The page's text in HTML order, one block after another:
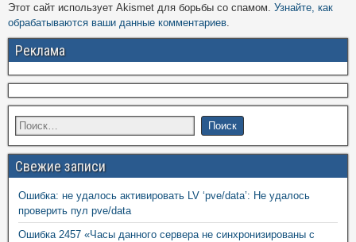
Этот сайт использует Akismet для борьбы со спамом. Узнайте, как
обрабатываются ваши данные комментариев
Реклама
Свежие записи
Ошибка: не удалось активировать LV ‘pve/data’: Не удалось
проверить пул pve/data
Ошибка 2457 «Часы данного сервера не синхронизированы с